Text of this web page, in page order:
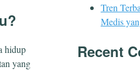
hidup
yang
Tren
Medis
Recent